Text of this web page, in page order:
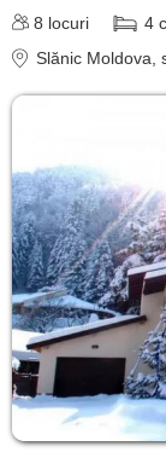
8 locuri 4
Slănic Moldova